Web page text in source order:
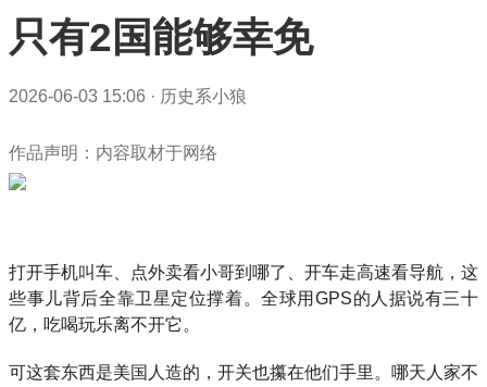
只有2国能够幸免
2026-06-03 15:06 · 历史系小狼
作品声明：内容取材于网络
打开手机叫车、点外卖看小哥到哪了、开车走高速看导航，这
些事儿背后全靠卫星定位撑着。全球用GPS的人据说有三十
亿，吃喝玩乐离不开它。
可这套东西是美国人造的，开关也攥在他们手里。哪天人家不